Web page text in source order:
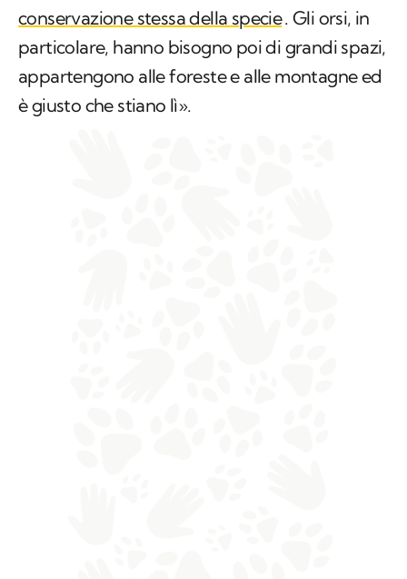
conservazione stessa della specie. Gli orsi, in
particolare, hanno bisogno poi di grandi spazi,
appartengono alle foreste e alle montagne ed
è giusto che stiano lì».